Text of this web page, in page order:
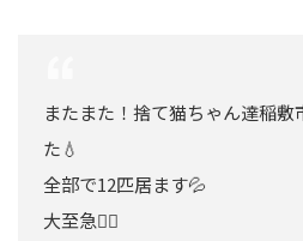
またまた！捨て猫ちゃん達稲
た💧
全部で12匹居ます💦
大至急🙇‍♀️